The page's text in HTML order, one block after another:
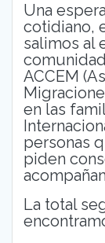
Una
cotidiano,
salimos al
ACCEM
en las
personas
piden
La total